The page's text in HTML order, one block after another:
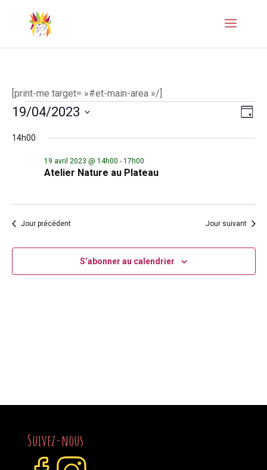
[print-me target= »#et-main-area »/]
Évènements
for
2023
Jour
19/04/2023
14h00
Atelier Nature au Plateau
19 avril 2023 @ 14h00 - 17h00
Jour précédent Jour suivant
S’abonner au calendrier
Suivez-nous